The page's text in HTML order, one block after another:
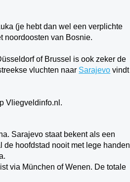
(je hebt dan wel een verplichte
noordoosten van Bosnie.
of Brussel is ook zeker de
vluchten naar Sarajevo vindt
Vliegveldinfo.nl.
Sarajevo staat bekent als een
de hoofdstad nooit met lege handen
via München of Wenen. De totale